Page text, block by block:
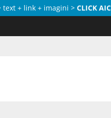
text + link + imagini > CLICK